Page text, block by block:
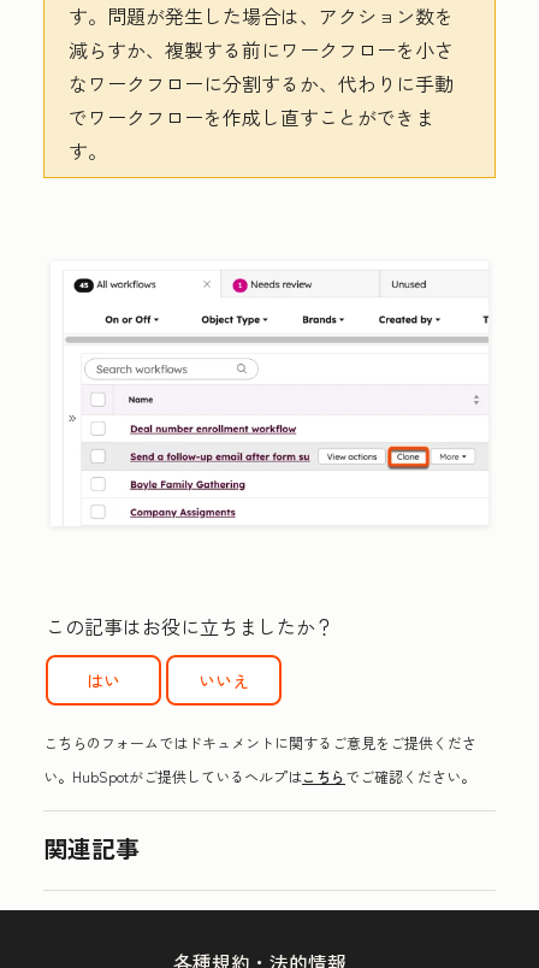
す。問題が発生した場合は、アクション数を
減らすか、複製する前にワークフローを小さ
なワークフローに分割するか、代わりに手動
でワークフローを作成し直すことができま
す。
この記事はお役に立ちましたか？
はい いいえ
こちらのフォームではドキュメントに関するご意見をご提供くださ
い。HubSpotがご提供しているヘルプはこちらでご確認ください。
関連記事